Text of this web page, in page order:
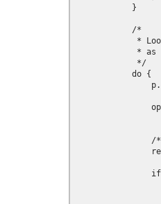
            }
            /*
*
* as
             */
            do {
/